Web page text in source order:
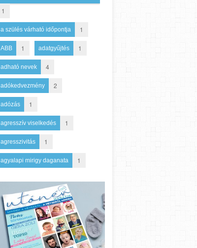
1
a szülés várható időpontja 1
ABB 1 adatgyűjtés 1
adható nevek 4
adókedvezmény 2
adózás 1
agresszív viselkedés 1
agresszivitás 1
agyalapi mirigy daganata 1